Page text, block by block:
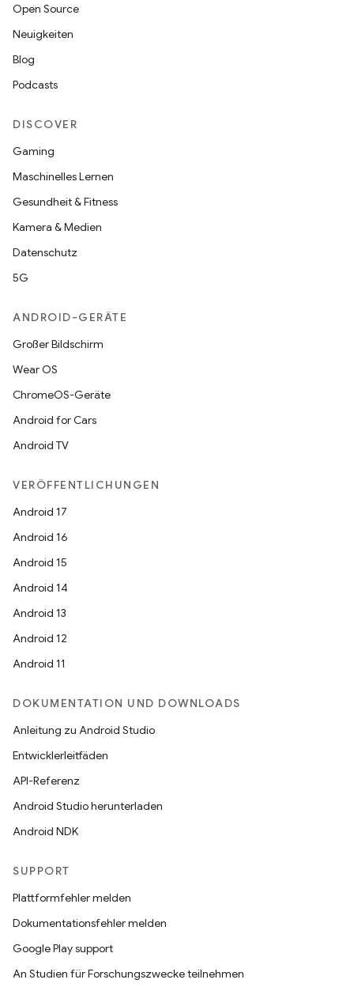
Open Source
Neuigkeiten
Blog
Podcasts
DISCOVER
Gaming
Maschinelles Lernen
Gesundheit & Fitness
Kamera & Medien
Datenschutz
5G
ANDROID-GERÄTE
Großer Bildschirm
Wear OS
ChromeOS-Geräte
Android for Cars
Android TV
VERÖFFENTLICHUNGEN
Android 17
Android 16
Android 15
Android 14
Android 13
Android 12
Android 11
DOKUMENTATION UND DOWNLOADS
Anleitung zu Android Studio
Entwicklerleitfäden
API-Referenz
Android Studio herunterladen
Android NDK
SUPPORT
Plattformfehler melden
Dokumentationsfehler melden
Google Play support
An Studien für Forschungszwecke teilnehmen